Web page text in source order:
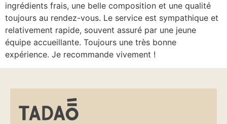
ingrédients frais, une belle composition et une qualité
toujours au rendez-vous. Le service est sympathique et
relativement rapide, souvent assuré par une jeune
équipe accueillante. Toujours une très bonne
expérience. Je recommande vivement !